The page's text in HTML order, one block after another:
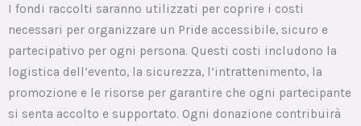
I fondi raccolti saranno utilizzati per coprire i costi
necessari per organizzare un Pride accessibile, sicuro e
partecipativo per ogni persona. Questi costi includono la
logistica dell’evento, la sicurezza, l’intrattenimento, la
promozione e le risorse per garantire che ogni partecipante
si senta accolto e supportato. Ogni donazione contribuirà